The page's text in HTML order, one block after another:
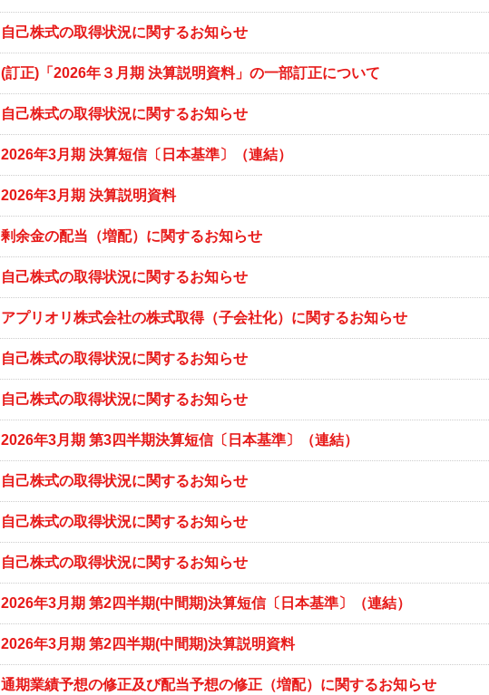
自己株式の取得状況に関するお知らせ
(訂正)「2026年３月期 決算説明資料」の一部訂正について
自己株式の取得状況に関するお知らせ
2026年3月期 決算短信〔日本基準〕（連結）
2026年3月期 決算説明資料
剰余金の配当（増配）に関するお知らせ
自己株式の取得状況に関するお知らせ
アプリオリ株式会社の株式取得（子会社化）に関するお知らせ
自己株式の取得状況に関するお知らせ
自己株式の取得状況に関するお知らせ
2026年3月期 第3四半期決算短信〔日本基準〕（連結）
自己株式の取得状況に関するお知らせ
自己株式の取得状況に関するお知らせ
自己株式の取得状況に関するお知らせ
2026年3月期 第2四半期(中間期)決算短信〔日本基準〕（連結）
2026年3月期 第2四半期(中間期)決算説明資料
通期業績予想の修正及び配当予想の修正（増配）に関するお知らせ